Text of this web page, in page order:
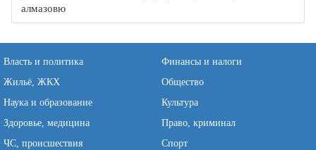
алмазовю
Власть и политика
Финансы и налоги
Жильё, ЖКХ
Общество
Наука и образование
Культура
Здоровье, медицина
Право, криминал
ЧС, происшествия
Спорт